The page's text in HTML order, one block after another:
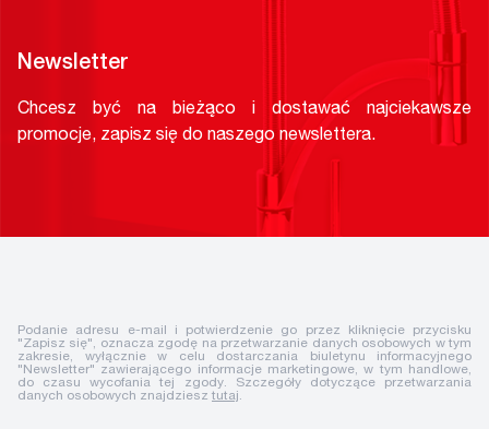
Newsletter
Chcesz być na bieżąco i dostawać najciekawsze
promocje, zapisz się do naszego newslettera.
Podanie adresu e-mail i potwierdzenie go przez kliknięcie przycisku
"Zapisz się", oznacza zgodę na przetwarzanie danych osobowych w tym
zakresie, wyłącznie w celu dostarczania biuletynu informacyjnego
"Newsletter" zawierającego informacje marketingowe, w tym handlowe,
do czasu wycofania tej zgody. Szczegóły dotyczące przetwarzania
danych osobowych znajdziesz tutaj.